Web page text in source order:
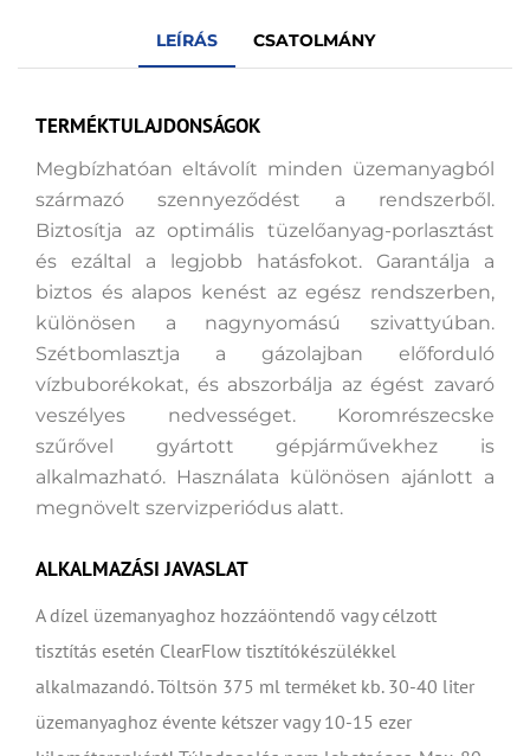
LEÍRÁS CSATOLMÁNY
TERMÉKTULAJDONSÁGOK
Megbízhatóan eltávolít minden üzemanyagból
származó szennyeződést a rendszerből.
Biztosítja az optimális tüzelőanyag-porlasztást
és ezáltal a legjobb hatásfokot. Garantálja a
biztos és alapos kenést az egész rendszerben,
különösen a nagynyomású szivattyúban.
Szétbomlasztja a gázolajban előforduló
vízbuborékokat, és abszorbálja az égést zavaró
veszélyes nedvességet. Koromrészecske
szűrővel gyártott gépjárművekhez is
alkalmazható. Használata különösen ajánlott a
megnövelt szervizperiódus alatt.
ALKALMAZÁSI JAVASLAT
A dízel üzemanyaghoz hozzáöntendő vagy célzott
tisztítás esetén ClearFlow tisztítókészülékkel
alkalmazandó. Töltsön 375 ml terméket kb. 30-40 liter
üzemanyaghoz évente kétszer vagy 10-15 ezer